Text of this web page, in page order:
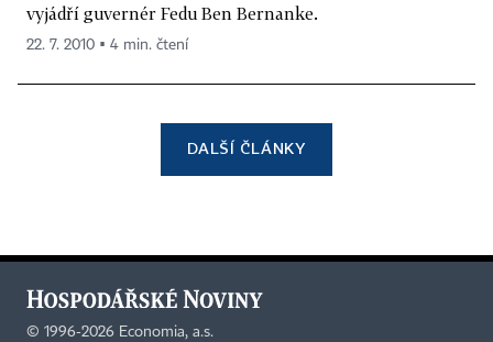
vyjádří guvernér Fedu Ben Bernanke.
22. 7. 2010 ▪ 4 min. čtení
DALŠÍ ČLÁNKY
© 1996-2026 Economia, a.s.